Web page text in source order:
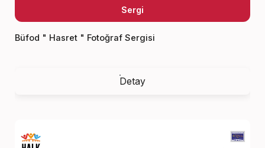
Sergi
Büfod " Hasret " Fotoğraf Sergisi
Detay